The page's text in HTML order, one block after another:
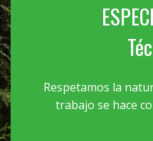
Respetamos la
trabajo se hace